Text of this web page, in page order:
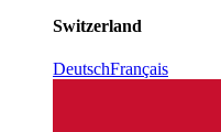
Switzerland
DeutschFrançais